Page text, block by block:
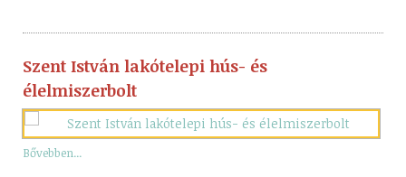
Szent István lakótelepi hús- és
élelmiszerbolt
Bővebben...